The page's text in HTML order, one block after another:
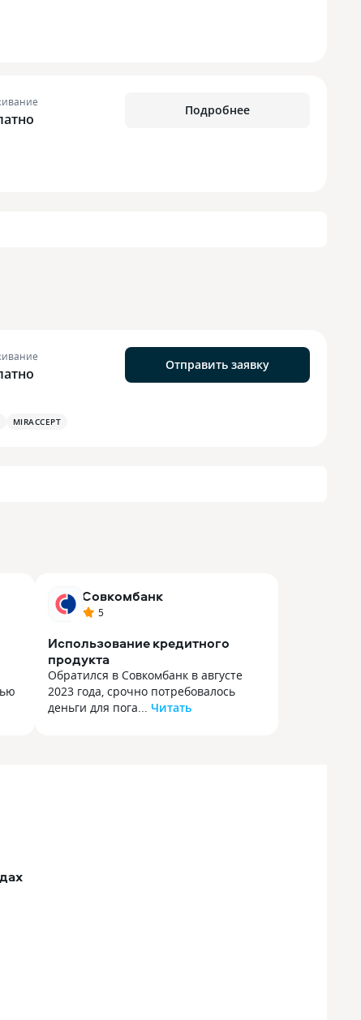
Подробнее
Отправить заявку
MIRACCEPT
Совкомбанк
5
Использование кредитного
продукта
Обратился в Совкомбанк в августе
2023 года, срочно потребовалось
деньги для пога... Читать